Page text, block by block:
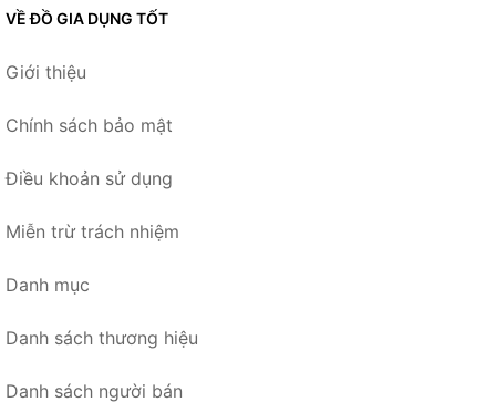
VỀ ĐỒ GIA DỤNG TỐT
Giới thiệu
Chính sách bảo mật
Điều khoản sử dụng
Miễn trừ trách nhiệm
Danh mục
Danh sách thương hiệu
Danh sách người bán